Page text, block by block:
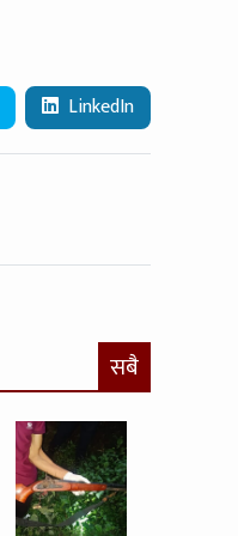
LinkedIn
सबै